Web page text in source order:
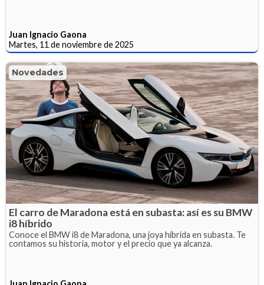
Juan Ignacio Gaona
Martes, 11 de noviembre de 2025
Novedades
El carro de Maradona está en subasta: así es su BMW
i8 híbrido
Conoce el BMW i8 de Maradona, una joya híbrida en subasta. Te
contamos su historia, motor y el precio que ya alcanza.